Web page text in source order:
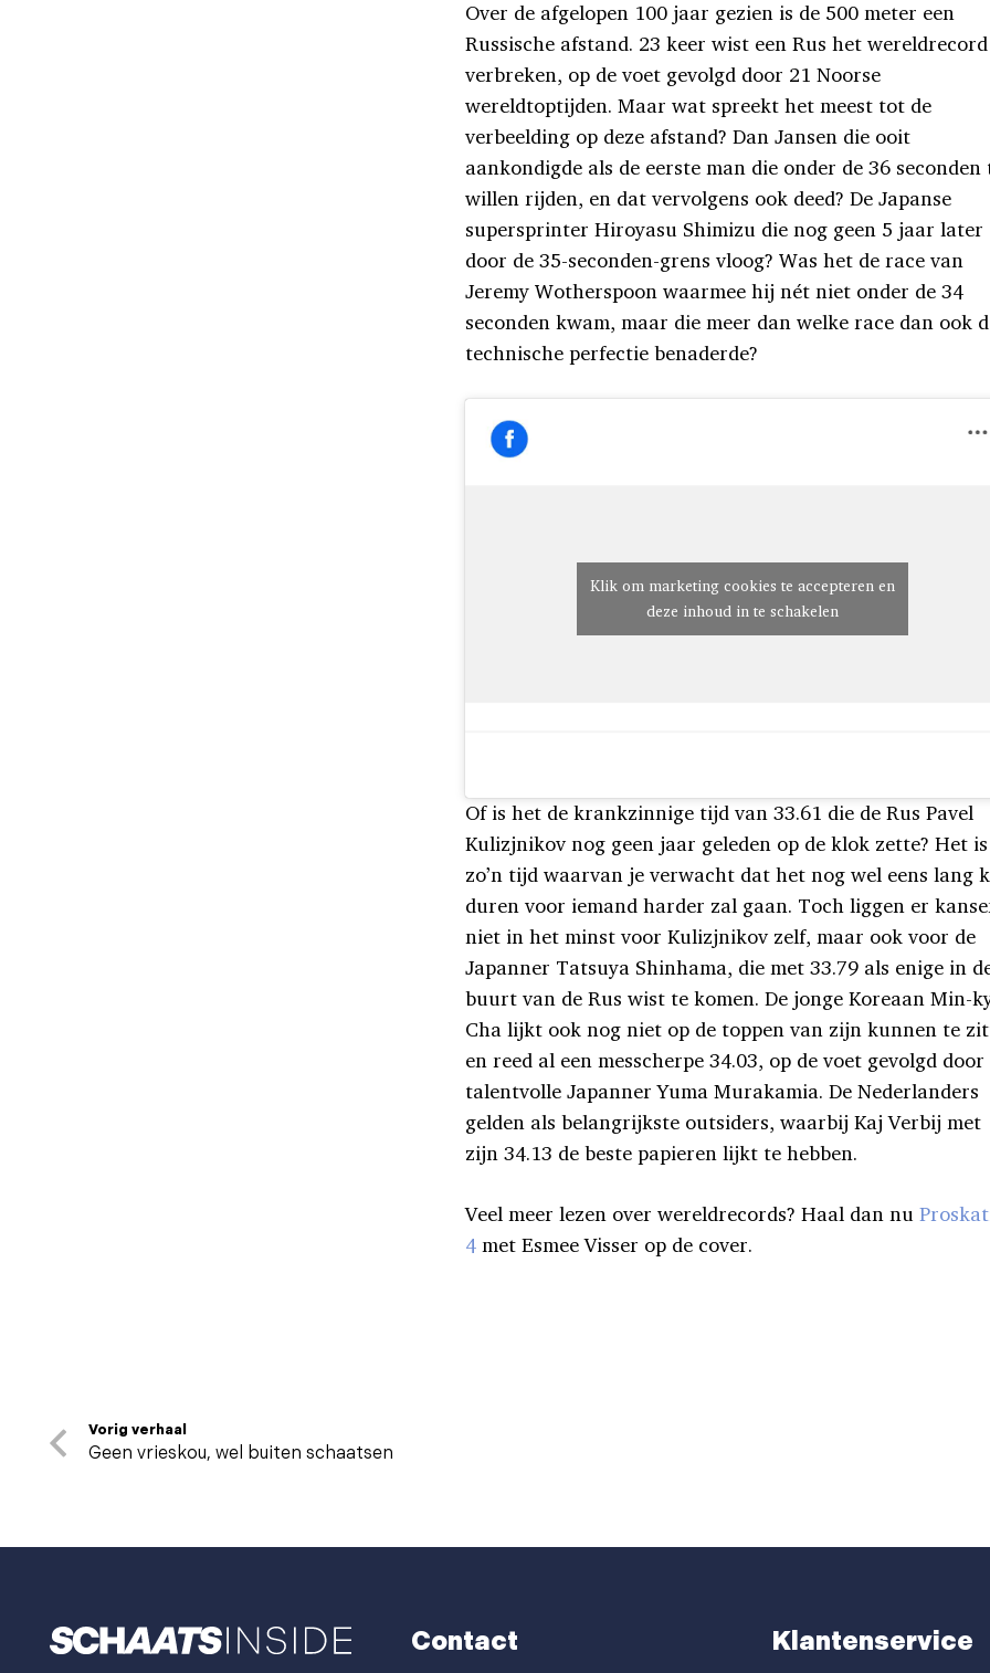
Over de afgelopen 100 jaar gezien is de 500 meter een
Russische afstand. 23 keer wist een Rus het
verbreken, op de voet gevolgd door 21 Noorse
wereldtoptijden. Maar wat spreekt het meest tot de
verbeelding op deze afstand? Dan Jansen die ooit
aankondigde als de eerste man die onder de 36 seconden
willen rijden, en dat vervolgens ook deed? De Japanse
supersprinter Hiroyasu Shimizu die nog geen 5 jaar later
door de 35-seconden-grens vloog? Was het de race van
Jeremy Wotherspoon waarmee hij nét niet onder de 34
seconden kwam, maar die meer dan welke race dan ook
technische perfectie benaderde?
Klik om marketing cookies te accepteren en
deze inhoud in te schakelen
Of is het de krankzinnige tijd van 33.61 die de Rus Pavel
Kulizjnikov nog geen jaar geleden op de klok zette? Het is
zo’n tijd waarvan je verwacht dat het nog wel eens lang
duren voor iemand harder zal gaan. Toch liggen er
niet in het minst voor Kulizjnikov zelf, maar ook voor de
Japanner Tatsuya Shinhama, die met 33.79 als enige in
buurt van de Rus wist te komen. De jonge Koreaan Min-
Cha lijkt ook nog niet op de toppen van zijn kunnen te
en reed al een messcherpe 34.03, op de voet gevolgd door
talentvolle Japanner Yuma Murakamia. De Nederlanders
gelden als belangrijkste outsiders, waarbij Kaj Verbij met
zijn 34.13 de beste papieren lijkt te hebben.
Veel meer lezen over wereldrecords? Haal dan nu
4met Esmee Visser op de cover.
Vorig verhaal
Geen vrieskou, wel buiten schaatsen
Contact Klantenservice